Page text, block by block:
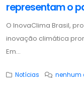
representam o
O InovaClima Brasil,
inovação climática
Em...
Notícias nenhum